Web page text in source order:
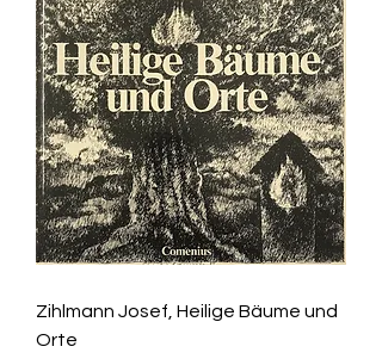
Zihlmann Josef, Heilige Bäume und
Orte